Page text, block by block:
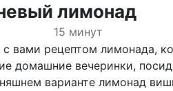
лимонад
15 минут
вами рецептом лимонада,
домашние вечеринки,
варианте лимонад